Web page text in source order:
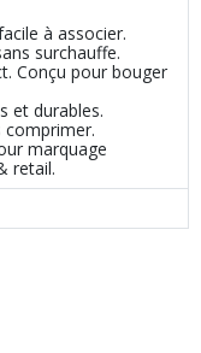
à associer.
surchauffe.
Conçu pour bouger
et durables.
marquage
retail.